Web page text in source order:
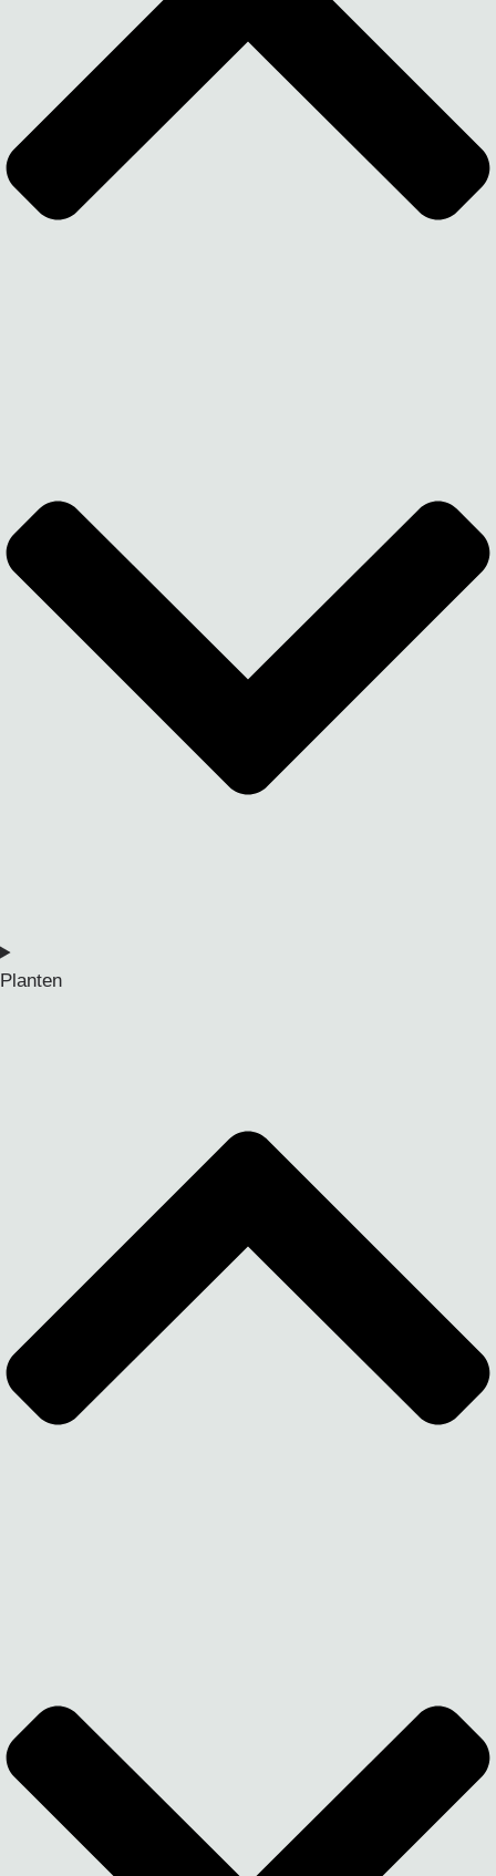
Planten